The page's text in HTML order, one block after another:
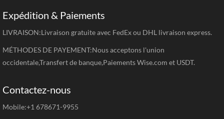
Expédition & Paiements
LIVRAISON:Livraison gratuite avec FedEx ou DHL livraison express.
MÉTHODES DE PAYEMENT:Nous acceptons l'union
occidentale,Transfert de banque,Paiements Wise.com et USDT.
Contactez-nous
Mobile:+1 678671-9955